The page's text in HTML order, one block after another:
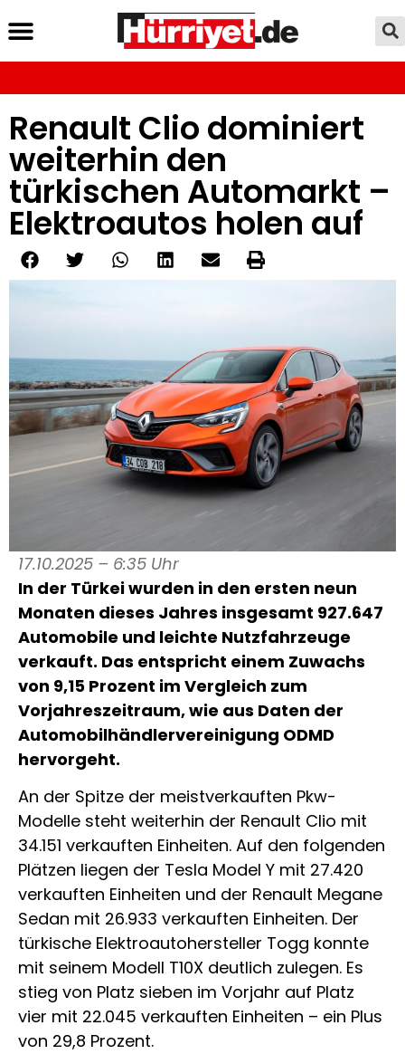
Renault Clio dominiert
weiterhin den
türkischen Automarkt –
Elektroautos holen auf
17.10.2025 – 6:35 Uhr
In der Türkei wurden in den ersten neun
Monaten dieses Jahres insgesamt 927.647
Automobile und leichte Nutzfahrzeuge
verkauft. Das entspricht einem Zuwachs
von 9,15 Prozent im Vergleich zum
Vorjahreszeitraum, wie aus Daten der
Automobilhändlervereinigung ODMD
hervorgeht.
An der Spitze der meistverkauften Pkw-
Modelle steht weiterhin der Renault Clio mit
34.151 verkauften Einheiten. Auf den folgenden
Plätzen liegen der Tesla Model Y mit 27.420
verkauften Einheiten und der Renault Megane
Sedan mit 26.933 verkauften Einheiten. Der
türkische Elektroautohersteller Togg konnte
mit seinem Modell T10X deutlich zulegen. Es
stieg von Platz sieben im Vorjahr auf Platz
vier mit 22.045 verkauften Einheiten – ein Plus
von 29,8 Prozent.